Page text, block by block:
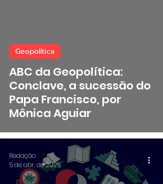
ABC da Geopolítica:
Conclave, a sucessão do
Papa Francisco, por
Mônica Aguiar
Geopolítica
Redação
5 de abr. de 2025